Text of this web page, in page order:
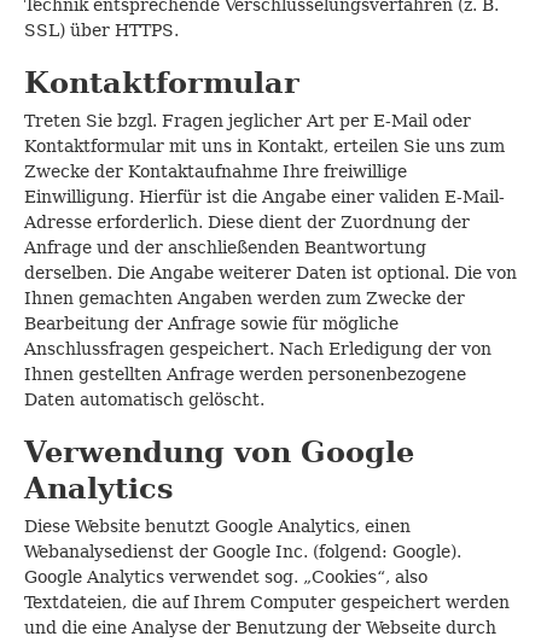
Technik entsprechende Verschlüsselungsverfahren (z. B.
SSL) über HTTPS.
Kontaktformular
Treten Sie bzgl. Fragen jeglicher Art per E-Mail oder
Kontaktformular mit uns in Kontakt, erteilen Sie uns zum
Zwecke der Kontaktaufnahme Ihre freiwillige
Einwilligung. Hierfür ist die Angabe einer validen E-Mail-
Adresse erforderlich. Diese dient der Zuordnung der
Anfrage und der anschließenden Beantwortung
derselben. Die Angabe weiterer Daten ist optional. Die von
Ihnen gemachten Angaben werden zum Zwecke der
Bearbeitung der Anfrage sowie für mögliche
Anschlussfragen gespeichert. Nach Erledigung der von
Ihnen gestellten Anfrage werden personenbezogene
Daten automatisch gelöscht.
Verwendung von Google
Analytics
Diese Website benutzt Google Analytics, einen
Webanalysedienst der Google Inc. (folgend: Google).
Google Analytics verwendet sog. „Cookies“, also
Textdateien, die auf Ihrem Computer gespeichert werden
und die eine Analyse der Benutzung der Webseite durch